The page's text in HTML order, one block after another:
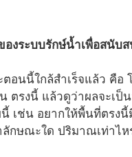
งระบบรักษ์น้ำเพื่อสนั
อนนี้ใกล้สำเร็จแล้ว คือ
ตรงนี้ แล้วดูว่าผลจะเป็
นี้ เช่น อยากให้พื้นที่ตรง
กษณะใด ปริมาณเท่าไห